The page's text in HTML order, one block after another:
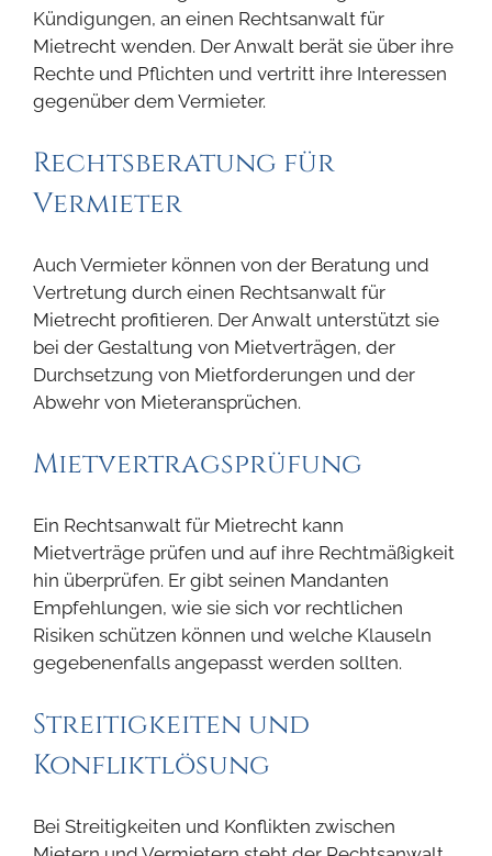
Kündigungen, an einen Rechtsanwalt für
Mietrecht wenden. Der Anwalt berät sie über ihre
Rechte und Pflichten und vertritt ihre Interessen
gegenüber dem Vermieter.
Rechtsberatung für
Vermieter
Auch Vermieter können von der Beratung und
Vertretung durch einen Rechtsanwalt für
Mietrecht profitieren. Der Anwalt unterstützt sie
bei der Gestaltung von Mietverträgen, der
Durchsetzung von Mietforderungen und der
Abwehr von Mieteransprüchen.
Mietvertragsprüfung
Ein Rechtsanwalt für Mietrecht kann
Mietverträge prüfen und auf ihre Rechtmäßigkeit
hin überprüfen. Er gibt seinen Mandanten
Empfehlungen, wie sie sich vor rechtlichen
Risiken schützen können und welche Klauseln
gegebenenfalls angepasst werden sollten.
Streitigkeiten und
Konfliktlösung
Bei Streitigkeiten und Konflikten zwischen